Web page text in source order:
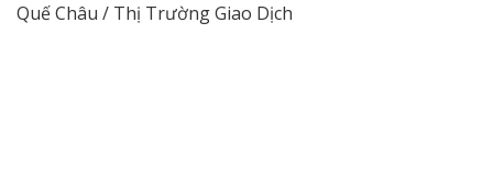
Quế Châu / Thị Trường Giao Dịch